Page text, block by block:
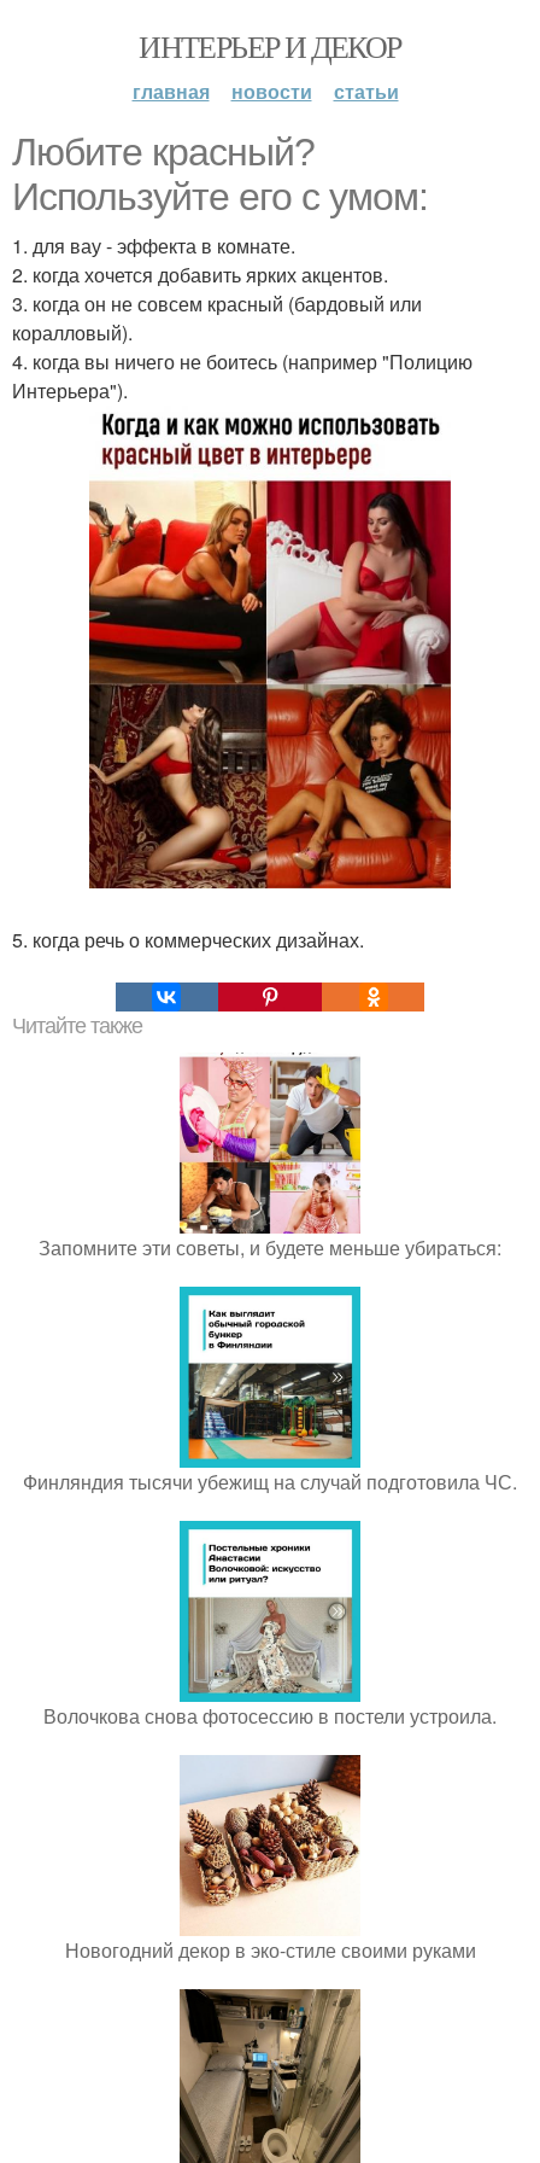
ИНТЕРЬЕР И ДЕКОР
главная новости статьи
Любите красный?
Используйте его с умом:
1. для вау - эффекта в комнате.
2. когда хочется добавить ярких акцентов.
3. когда он не совсем красный (бардовый или
коралловый).
4. когда вы ничего не боитесь (например "Полицию
Интерьера").
5. когда речь о коммерческих дизайнах.
Читайте также
Запомните эти советы, и будете меньше убираться:
Финляндия тысячи убежищ на случай подготовила ЧС.
Волочкова снова фотосессию в постели устроила.
Новогодний декор в эко-стиле своими руками